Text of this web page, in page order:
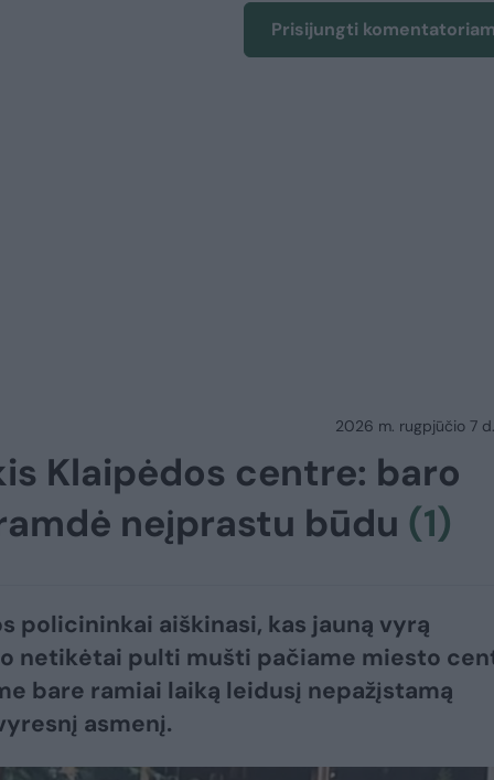
Prisijungti
2026 m. rugpjūčio 7
Klaipėdos centre: baro
neįprastu būdu (1)
policininkai aiškinasi, kas jauną vyrą
netikėtai pulti mušti pačiame miesto
bare ramiai laiką leidusį nepažįstamą
asmenį.